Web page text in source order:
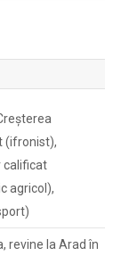
(ifronist),
calificat
agricol),
revine la Arad în